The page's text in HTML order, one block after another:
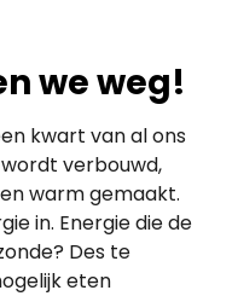
we weg!
kwart van al ons
verbouwd,
warm gemaakt.
in. Energie die de
Des te
eten